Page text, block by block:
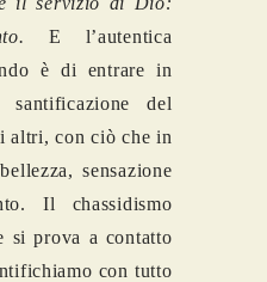
E l’autentica
è di entrare in
santificazione del
altri, con ciò che in
sensazione
Il chassidismo
si prova a contatto
con tutto